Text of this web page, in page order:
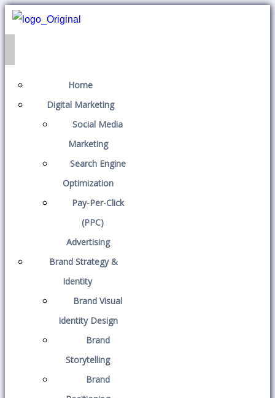
Home
Digital Marketing
Social Media
Marketing
Search Engine
Optimization
Pay-Per-Click
(PPC)
Advertising
Brand Strategy &
Identity
Brand Visual
Identity Design
Brand
Storytelling
Brand